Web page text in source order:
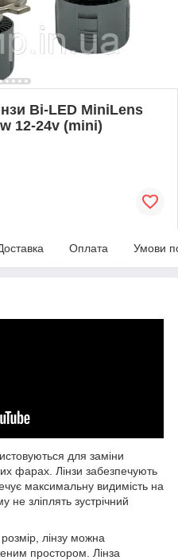
Bi-LED MiniLens
12-24v (mini)
Оплата Умови
для заміни
фарах. Лінзи забезпечують
максимальну видимість на
не зліплять зустрічний
лінзу можна
простором. Лінза